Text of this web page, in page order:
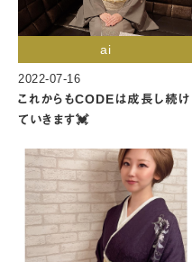
ai
2022-07-16
これからもCODEは成長し続け
ていきます💓